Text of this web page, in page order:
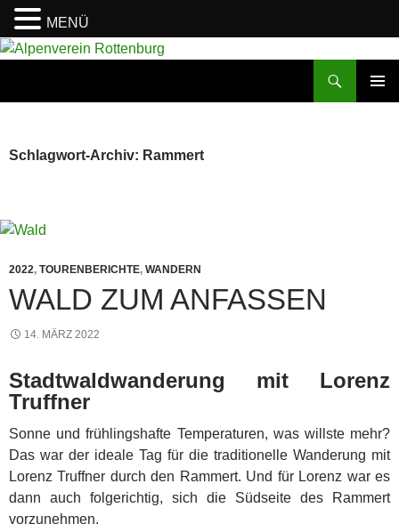
Zum
Schlagwort-Archiv: Rammert
2022, TOURENBERICHTE, WANDERN
WALD ZUM ANFASSEN
14. MÄRZ 2022
Stadtwaldwanderung mit Lorenz
Truffner
Sonne und frühlingshafte Temperaturen, was willste mehr?
Das war der ideale Tag für die traditionelle Wanderung mit
Lorenz Truffner durch den Rammert. Und für Lorenz war es
dann auch folgerichtig, sich die Südseite des Rammert
vorzunehmen.
MENÜ